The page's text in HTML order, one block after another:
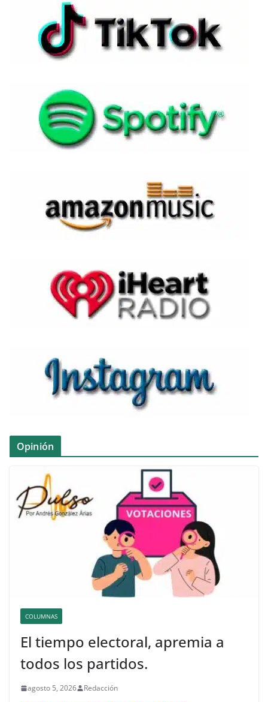
Opinión
COLUMNAS
El tiempo electoral, apremia a
todos los partidos.
agosto 5, 2026 Redacción